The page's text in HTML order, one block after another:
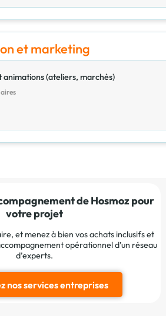
et marketing
animations (ateliers, marchés)
de Hosmoz pour
votre projet
et menez à bien vos achats inclusifs et
opérationnel d’un réseau
d’experts.
nos services entreprises